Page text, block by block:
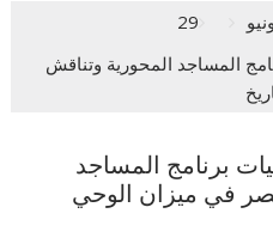
29
المساجد المحورية وتناقش
برنامج المساجد
في ميزان الوحي